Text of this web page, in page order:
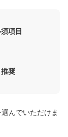
項目
奨
んでいただけま